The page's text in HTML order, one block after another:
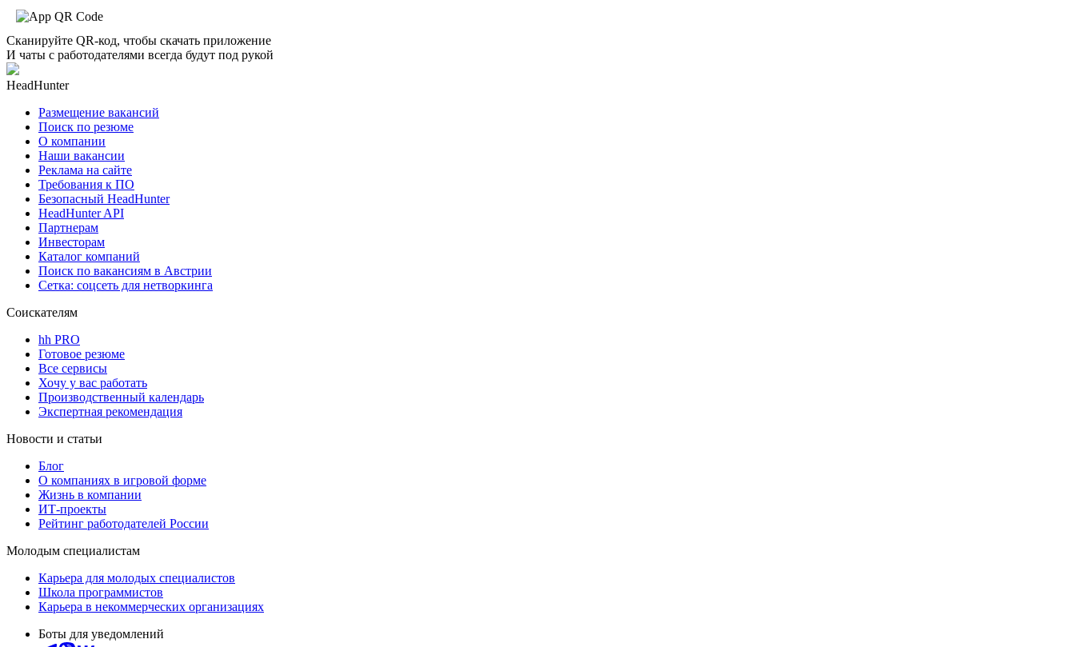
Сканируйте QR-код, чтобы скачать приложение
И чаты с работодателями всегда будут под рукой
HeadHunter
Размещение вакансий
Поиск по резюме
О компании
Наши вакансии
Реклама на сайте
Требования к ПО
Безопасный HeadHunter
HeadHunter API
Партнерам
Инвесторам
Каталог компаний
Поиск по вакансиям в Австрии
Сетка: соцсеть для нетворкинга
Соискателям
hh PRO
Готовое резюме
Все сервисы
Хочу у вас работать
Производственный календарь
Экспертная рекомендация
Новости и статьи
Блог
О компаниях в игровой форме
Жизнь в компании
ИТ-проекты
Рейтинг работодателей России
Молодым специалистам
Карьера для молодых специалистов
Школа программистов
Карьера в некоммерческих организациях
Боты для уведомлений